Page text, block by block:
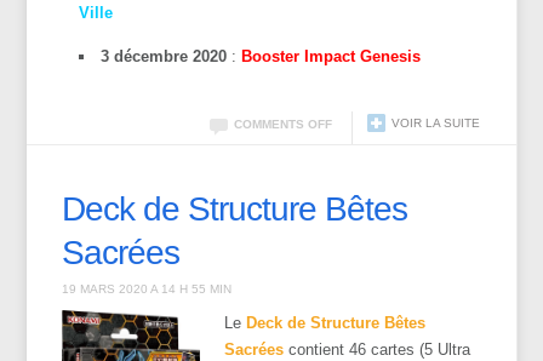
Ville
3 décembre 2020 : Booster Impact Genesis
VOIR LA SUITE
COMMENTS OFF
Deck de Structure Bêtes
Sacrées
19 MARS 2020 A 14 H 55 MIN
Le Deck de Structure Bêtes
Sacréescontient 46 cartes (5 Ultra